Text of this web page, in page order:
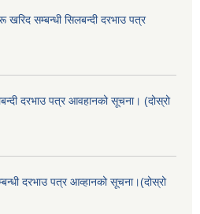
खरिद सम्बन्धी सिलबन्दी दरभाउ पत्र
दरभाउ पत्र आवहानको सूचना। (दोस्रो
दरभाउ पत्र आव्हानको सूचना।(दोस्रो